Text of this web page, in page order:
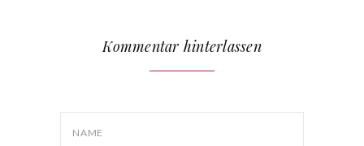
Kommentar hinterlassen
NAME